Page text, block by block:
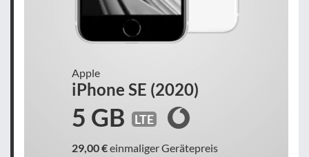
Apple
iPhone SE (2020)
5 GB LTE
29,00 €einmaliger Gerätepreis